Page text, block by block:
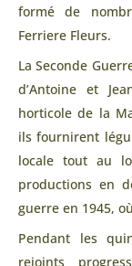
formé de
Ferriere Fleurs.
La Seconde
d’Antoine et
horticole de la
ils fournirent
locale tout au
productions en
guerre en 1945,
Pendant les
rejoints